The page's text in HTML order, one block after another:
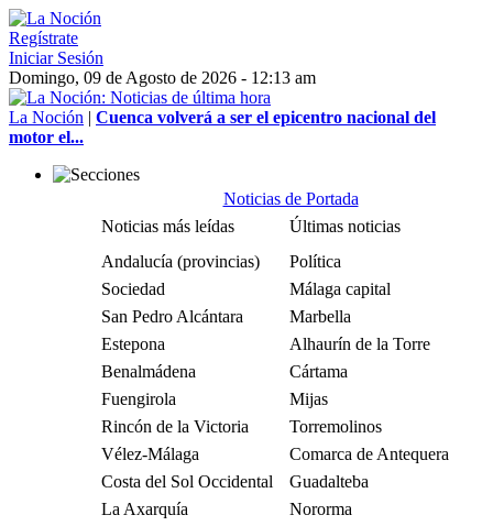
Regístrate
Iniciar Sesión
Domingo, 09 de Agosto de 2026 - 12:13 am
La Noción | Cuenca volverá a ser el epicentro nacional del
motor el...
Noticias de Portada
Noticias más leídas
Últimas noticias
Andalucía (provincias)
Política
Sociedad
Málaga capital
San Pedro Alcántara
Marbella
Estepona
Alhaurín de la Torre
Benalmádena
Cártama
Fuengirola
Mijas
Rincón de la Victoria
Torremolinos
Vélez-Málaga
Comarca de Antequera
Costa del Sol Occidental
Guadalteba
La Axarquía
Nororma